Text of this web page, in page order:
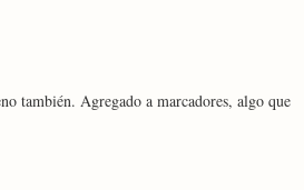
también. Agregado a marcadores, algo que